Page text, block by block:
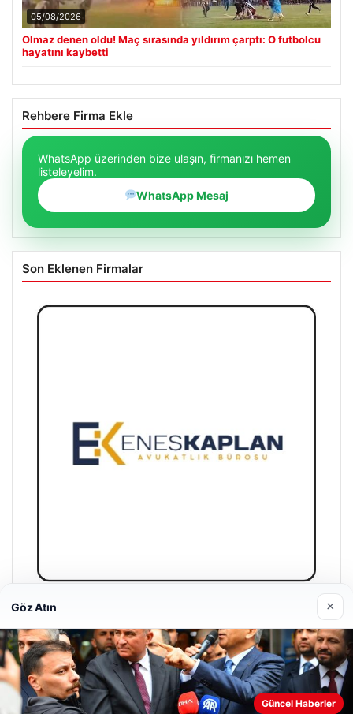
05/08/2026
Olmaz denen oldu! Maç sırasında yıldırım çarptı: O futbolcu
hayatını kaybetti
Rehbere Firma Ekle
WhatsApp üzerinden bize ulaşın, firmanızı hemen
listeleyelim.
WhatsApp Mesaj
Son Eklenen Firmalar
Enes Kaplan Avukatlık Bürosu
28/04/2026
Göz Atın ×
Güncel Haberler